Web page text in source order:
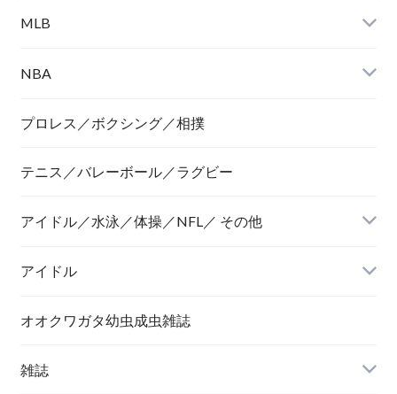
MLB
NBA
プロレス／ボクシング／相撲
テニス／バレーボール／ラグビー
アイドル／水泳／体操／NFL／ その他
アイドル
オオクワガタ幼虫成虫雑誌
雑誌